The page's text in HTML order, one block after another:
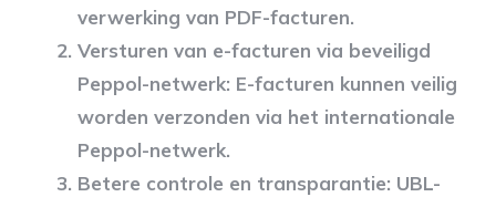
verwerking van PDF-facturen.
Versturen van e-facturen via beveiligd
Peppol-netwerk: E-facturen kunnen veilig
worden verzonden via het internationale
Peppol-netwerk.
Betere controle en transparantie: UBL-